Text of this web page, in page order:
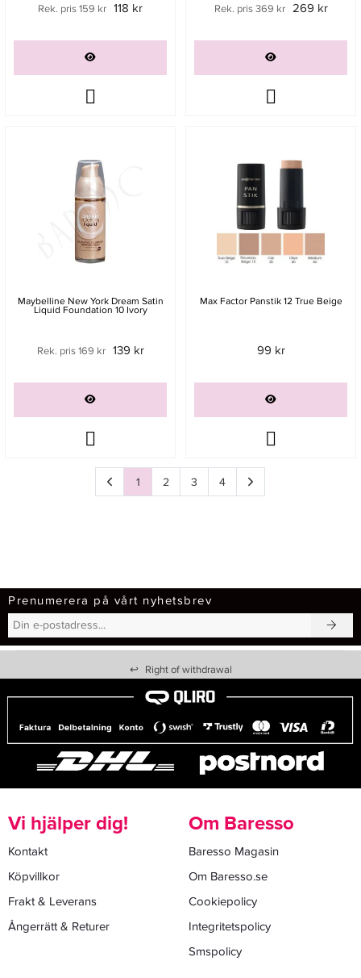
Rek. pris 159 kr 118 kr Rek. pris 369 kr 269 kr
Maybelline New York Dream Satin
Liquid Foundation 10 Ivory
Rek. pris 169 kr 139 kr
Max Factor Panstik 12 True Beige
99 kr
Sida
1av 4 Sida
2av 4 Sida
3av 4 Sida
4av 4
Prenumerera på vårt nyhetsbrev
↩ Right of withdrawal
Vi hjälper dig!
Kontakt
Köpvillkor
Frakt & Leverans
Ångerrätt & Returer
Om Baresso
Baresso Magasin
Om Baresso.se
Cookiepolicy
Integritetspolicy
Smspolicy